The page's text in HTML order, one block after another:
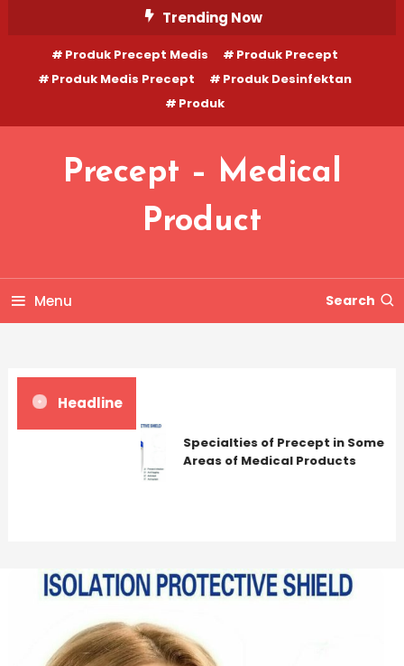
Content
Trending Now
Produk Precept Medis
Produk Precept
Produk Medis Precept
Produk Desinfektan
Produk
Precept – Medical
Product
Menu Search
Headline
Specialties of Precept in Some
Areas of Medical Products